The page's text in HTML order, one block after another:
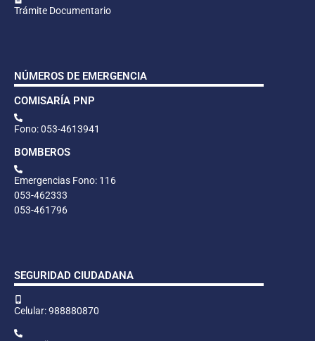
Trámite Documentario
NÚMEROS DE EMERGENCIA
COMISARÍA PNP
Fono: 053-4613941
BOMBEROS
Emergencias Fono: 116
053-462333
053-461796
SEGURIDAD CIUDADANA
Celular: 988880870